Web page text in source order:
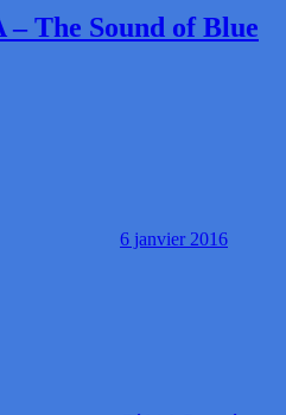
The Sound of Blue
6 janvier 2016